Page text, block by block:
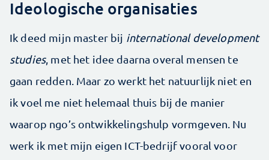
Ideologische organisaties
Ik deed mijn master bij international development
studies, met het idee daarna overal mensen te
gaan redden. Maar zo werkt het natuurlijk niet en
ik voel me niet helemaal thuis bij de manier
waarop ngo’s ontwikkelingshulp vormgeven. Nu
werk ik met mijn eigen ICT-bedrijf vooral voor